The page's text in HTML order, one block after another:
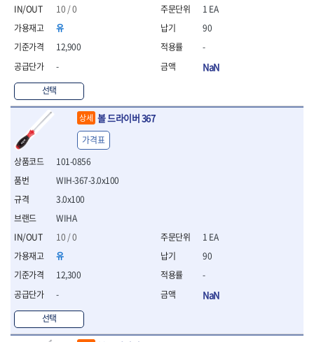
- 빠루망치
- 볼핀망치
- 함마망치
- 도끼
- 망치헤드
- 판금망치
- 나일론무반동망치
- 플라스틱망치
- 고무망치
- 센타펀치
- 평치즐
- 핀펀치세트
- 펀치
- 펀치세트
- 용접용품
- 빠루
- 철공끌
- 전지가위
- 정글칼
10 / 0
유
12,900
-
선택
1 EA
90
-
NaN
상세 볼 드라이버 367
101-0856
WIHA
10 / 0
유
12,300
-
선택
WIH-367-3.0x100
3.0x100
가격표
1 EA
90
-
NaN